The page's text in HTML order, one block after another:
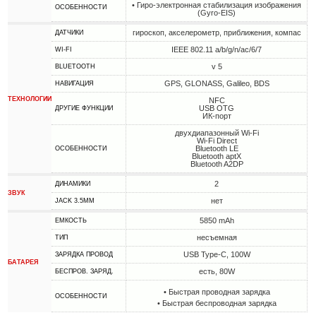
ОСОБЕННОСТИ
• Гиро-электронная стабилизация изображения
(Gyro-EIS)
ТЕХНОЛОГИИ
ДАТЧИКИ гироскоп, акселерометр, приближения, компас
WI-FI IEEE 802.11 a/b/g/n/ac/6/7
BLUETOOTH v 5
НАВИГАЦИЯ GPS, GLONASS, Galileo, BDS
ДРУГИЕ ФУНКЦИИ
NFC
USB OTG
ИК-порт
ОСОБЕННОСТИ
двухдиапазонный Wi-Fi
Wi-Fi Direct
Bluetooth LE
Bluetooth aptX
Bluetooth A2DP
ЗВУК
ДИНАМИКИ 2
JACK 3.5MM нет
БАТАРЕЯ
ЕМКОСТЬ 5850 mAh
ТИП несъемная
ЗАРЯДКА ПРОВОД USB Type-C, 100W
БЕСПРОВ. ЗАРЯД. есть, 80W
ОСОБЕННОСТИ
• Быстрая проводная зарядка
• Быстрая беспроводная зарядка